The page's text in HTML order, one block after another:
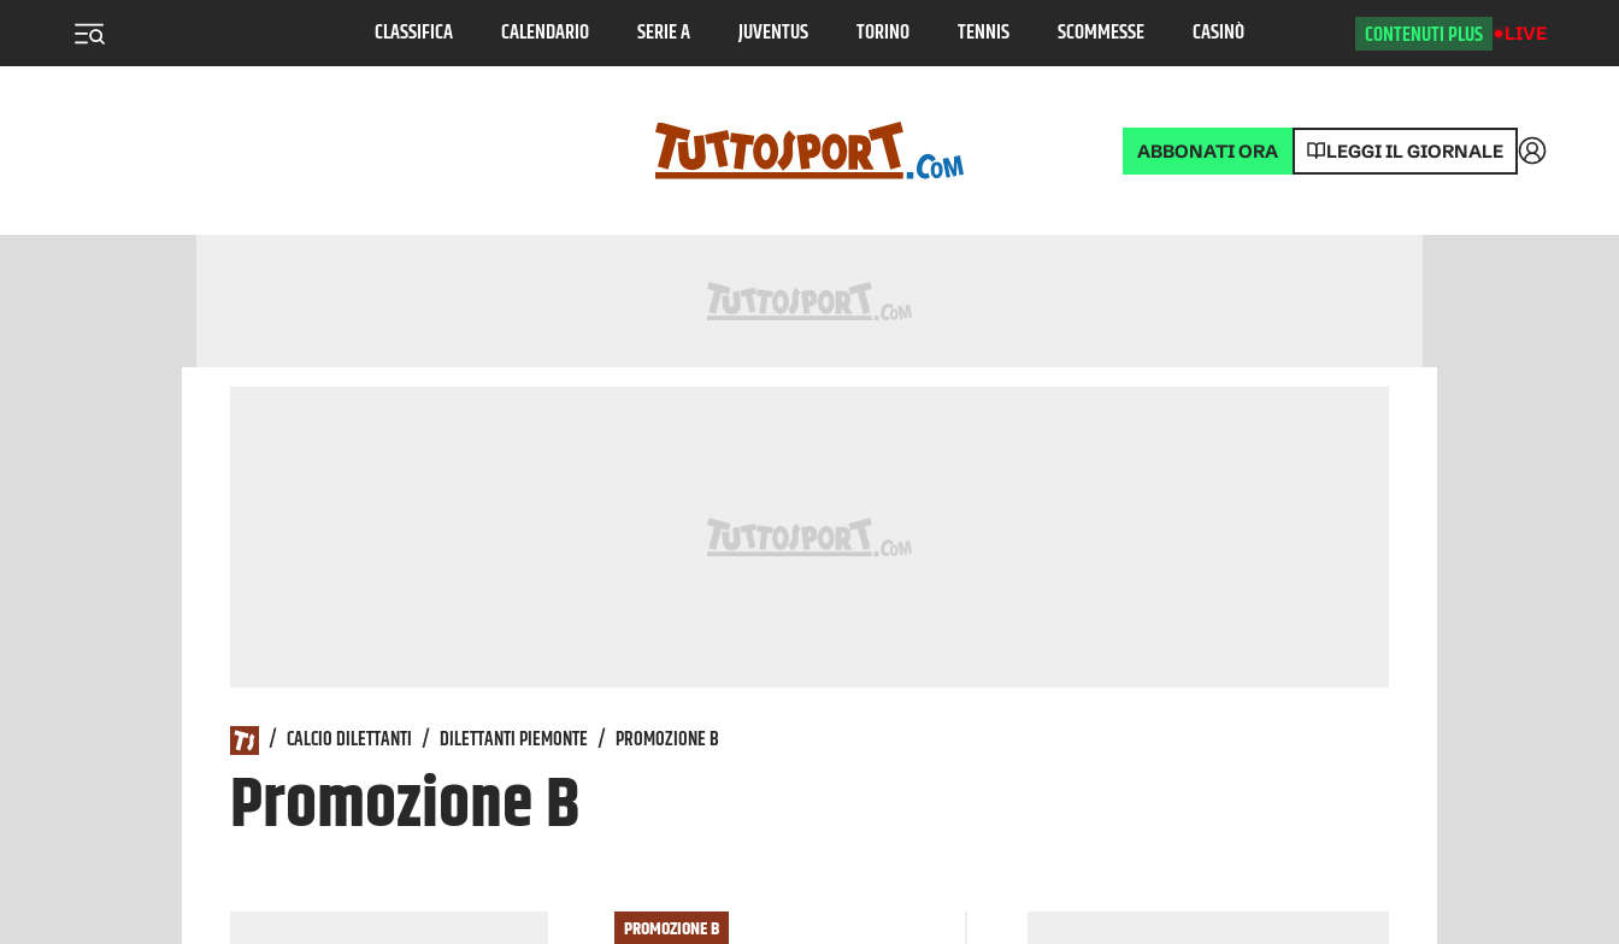
CLASSIFICA CALENDARIO SERIE A JUVENTUS TORINO TENNIS SCOMMESSE CASINÒ CONTENUTI PLUS LIVE
ABBONATI ORA LEGGI IL GIORNALE Accedi
/ CALCIO DILETTANTI / DILETTANTI PIEMONTE / PROMOZIONE B
Promozione B
PROMOZIONE B